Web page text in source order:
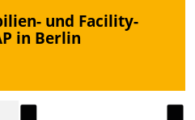
und Facility-
in Berlin